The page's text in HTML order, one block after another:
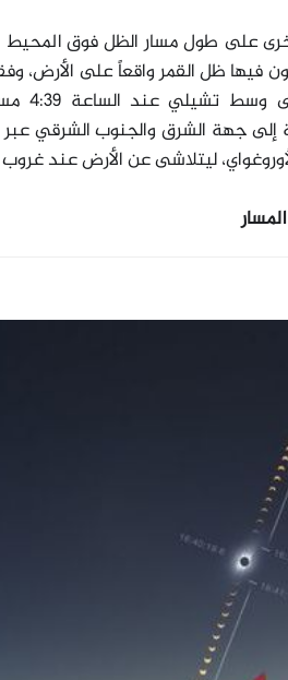
دقيقة التي سيكون فيها ظل القمر واقعاً
جهة الشرق والجنوب الشرقي
ليتلاشى عن الأرض عند